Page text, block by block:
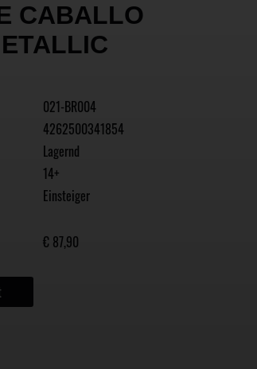
CABALLO
021-BR004
4262500341854
Lagernd
14+
Einsteiger
€ 87,90